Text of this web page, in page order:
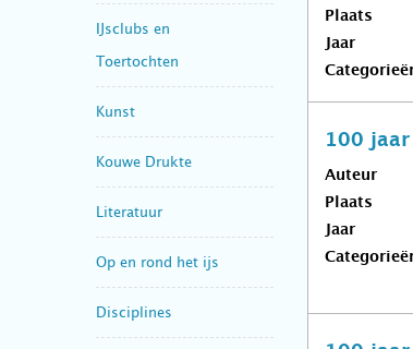
IJsclubs en
Toertochten
Kunst
Kouwe Drukte
Literatuur
Op en rond het ijs
Disciplines
Plaats
Jaar
100
Auteur
Plaats
Jaar